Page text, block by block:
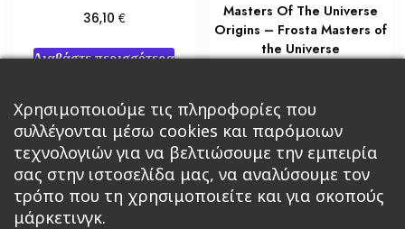
36,10 €
Διαβάστε περισσότερα
Masters Of The Universe
Origins – Frosta Masters of
the Universe
Προσθήκη στο καλάθι
Χρησιμοποιούμε τις πληροφορίες που
συλλέγονται μέσω cookies και παρόμοιων
τεχνολογιών για να βελτιώσουμε την εμπειρία
σας στην ιστοσελίδα μας, να αναλύσουμε τον
τρόπο που τη χρησιμοποιείτε και για σκοπούς
μάρκετινγκ.